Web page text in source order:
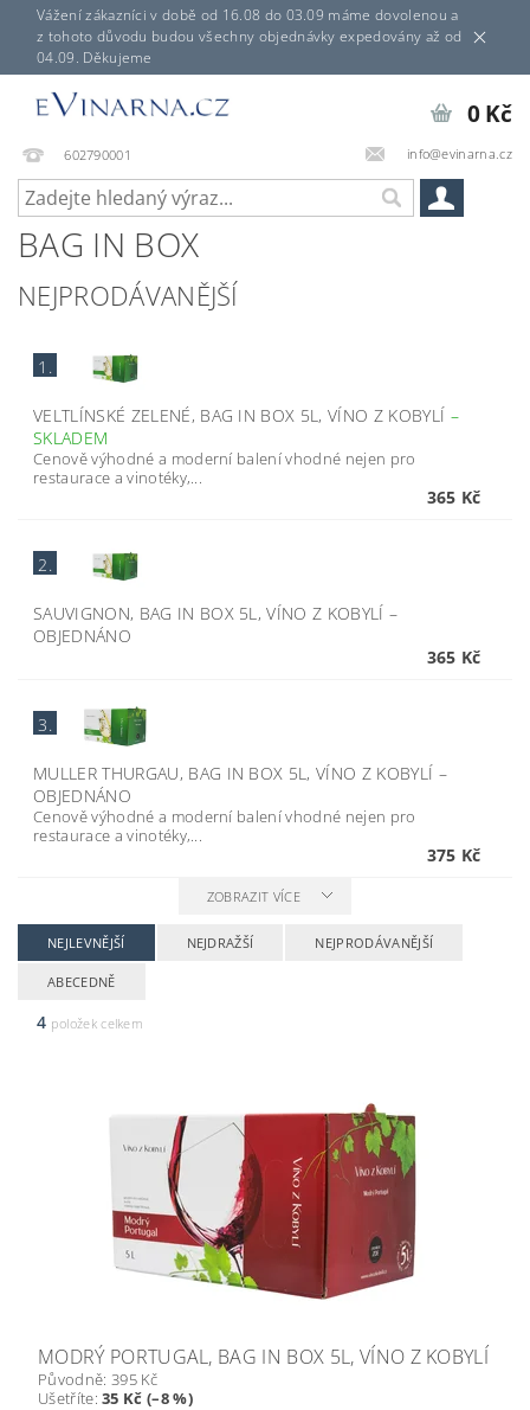
Vážení zákazníci v době od 16.08 do 03.09 máme dovolenou a
z tohoto důvodu budou všechny objednávky expedovány až od
04.09. Děkujeme
602790001 info@evinarna.cz
0 Kč
BAG IN BOX
NEJPRODÁVANĚJŠÍ
1.
VELTLÍNSKÉ ZELENÉ, BAG IN BOX 5L, VÍNO Z KOBYLÍ –
SKLADEM
Cenově výhodné a moderní balení vhodné nejen pro
restaurace a vinotéky,...
365 Kč
2.
SAUVIGNON, BAG IN BOX 5L, VÍNO Z KOBYLÍ –
OBJEDNÁNO
365 Kč
3.
MULLER THURGAU, BAG IN BOX 5L, VÍNO Z KOBYLÍ –
OBJEDNÁNO
Cenově výhodné a moderní balení vhodné nejen pro
restaurace a vinotéky,...
375 Kč
ZOBRAZIT VÍCE
NEJLEVNĚJŠÍ NEJDRAŽŠÍ NEJPRODÁVANĚJŠÍ
ABECEDNĚ
4 položek celkem
MODRÝ PORTUGAL, BAG IN BOX 5L, VÍNO Z KOBYLÍ
Původně: 395 Kč
Ušetříte:35 Kč (–8 %)